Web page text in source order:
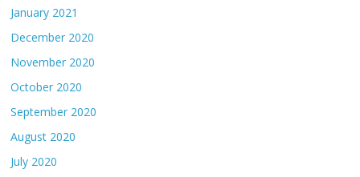
January 2021
December 2020
November 2020
October 2020
September 2020
August 2020
July 2020